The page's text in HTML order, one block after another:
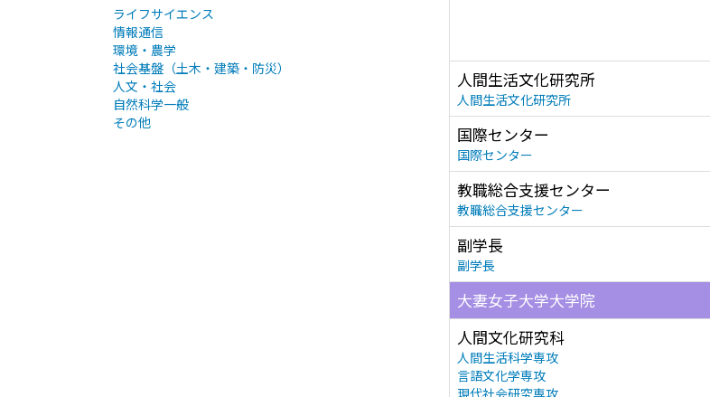
ライフサイエンス
情報通信
環境・農学
社会基盤（土木・建築・防災）
人文・社会
自然科学一般
その他
人間生活文化研究所
人間生活文化研究所
国際センター
国際センター
教職総合支援センター
教職総合支援センター
副学長
副学長
大妻女子大学大学院
人間文化研究科
人間生活科学専攻
言語文化学専攻
現代社会研究専攻